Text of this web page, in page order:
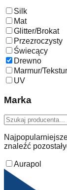
Silk
Mat
Glitter/Brokat
Przezroczysty
Świecący
Drewno
Marmur/
UV
Marka
znaleźć
Aurapol